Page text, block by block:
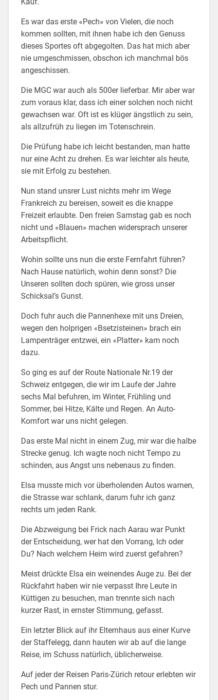
Es war das erste «Pech» von Vielen, die noch
kommen sollten, mit ihnen habe ich den Genuss
dieses Sportes oft abgegolten. Das hat mich aber
nie umgeschmissen, obschon ich manchmal bös
angeschissen.
Die MGC war auch als 500er lieferbar. Mir aber war
zum voraus klar, dass ich einer solchen noch nicht
gewachsen war. Oft ist es klüger ängstlich zu sein,
als allzufrüh zu liegen im Totenschrein.
Die Prüfung habe ich leicht bestanden, man hatte
nur eine Acht zu drehen. Es war leichter als heute,
sie mit Erfolg zu bestehen.
Nun stand unsrer Lust nichts mehr im Wege
Frankreich zu bereisen, soweit es die knappe
Freizeit erlaubte. Den freien Samstag gab es noch
nicht und «Blauen» machen widersprach unserer
Arbeitspflicht.
Wohin sollte uns nun die erste Fernfahrt führen?
Nach Hause natürlich, wohin denn sonst? Die
Unseren sollten doch spüren, wie gross unser
Schicksal’s Gunst.
Doch fuhr auch die Pannenhexe mit uns Dreien,
wegen den holprigen «Bsetzisteinen» brach ein
Lampenträger entzwei, ein «Platter» kam noch
dazu.
So ging es auf der Route Nationale Nr.19 der
Schweiz entgegen, die wir im Laufe der Jahre
sechs Mal befuhren, im Winter, Frühling und
Sommer, bei Hitze, Kälte und Regen. An Auto-
Komfort war uns nicht gelegen.
Das erste Mal nicht in einem Zug, mir war die halbe
Strecke genug. Ich wagte noch nicht Tempo zu
schinden, aus Angst uns nebenaus zu finden.
Elsa musste mich vor überholenden Autos warnen,
die Strasse war schlank, darum fuhr ich ganz
rechts um jeden Rank.
Die Abzweigung bei Frick nach Aarau war Punkt
der Entscheidung, wer hat den Vorrang, Ich oder
Du? Nach welchem Heim wird zuerst gefahren?
Meist drückte Elsa ein weinendes Auge zu. Bei der
Rückfahrt haben wir nie verpasst Ihre Leute in
Küttigen zu besuchen, man trennte sich nach
kurzer Rast, in ernster Stimmung, gefasst.
Ein letzter Blick auf ihr Elternhaus aus einer Kurve
der Staffelegg, dann hauten wir ab auf die lange
Reise, im Schuss natürlich, üblicherweise.
Auf jeder der Reisen Paris-Zürich retour erlebten wir
Pech und Pannen stur.